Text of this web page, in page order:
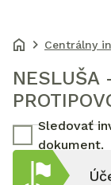
Centrálny
NESLUŠA
Sledovať
dokument.